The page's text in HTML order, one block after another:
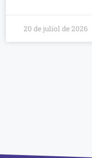
20 de juliol de 2026